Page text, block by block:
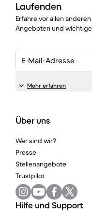
Laufenden
Erfahre vor allen
Angeboten und
E-Mail-Adresse
Mehr erfahren
Über uns
Wer sind wir?
Presse
Stellenangebote
Trustpilot
Hilfe und Support